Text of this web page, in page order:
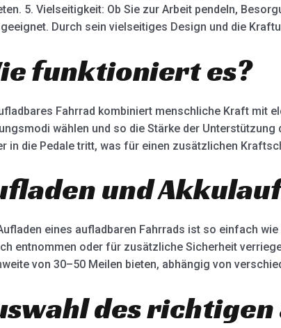
5. Vielseitigkeit: Ob Sie zur Arbeit pendeln,
Durch sein vielseitiges Design und die
funktioniert es?
Fahrrad kombiniert menschliche Kraft mit
wählen und so die Stärke der
in die Pedale tritt, was für einen zusätzlichen
und
eines aufladbaren Fahrrads ist so einfach
entnommen oder für zusätzliche Sicherheit
von 30–50 Meilen bieten, abhängig von
des